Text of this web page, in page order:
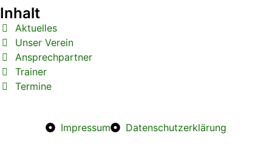
Inhalt
Aktuelles
Unser Verein
Ansprechpartner
Trainer
Termine
Impressum Datenschutzerklärung